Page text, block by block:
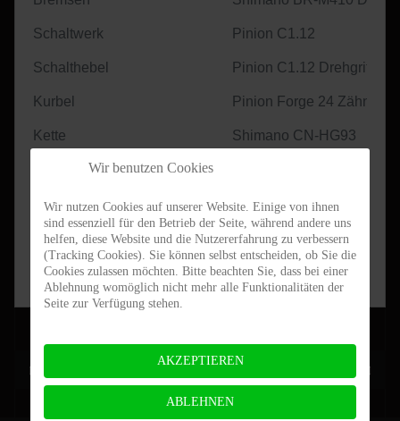
Schaltwerk Pinion C1.12
Schalthebel Pinion C1.12 Drehgriff
Kurbel Pinion Forge 24 Zähne
Kette Shimano CN-HG93
Laufräder DT Swiss 370CL/ DT
Reifen Continental Dubnital
Preis (19% MwSt.) 2.699,-€
Vorheriger Beitrag: Mauna Loa 29-Allround Nächster
Wir benutzen Cookies
Wir nutzen Cookies auf unserer Website. Einige von ihnen
sind essenziell für den Betrieb der Seite, während andere uns
helfen, diese Website und die Nutzererfahrung zu verbessern
(Tracking Cookies). Sie können selbst entscheiden, ob Sie die
Cookies zulassen möchten. Bitte beachten Sie, dass bei einer
Ablehnung womöglich nicht mehr alle Funktionalitäten der
Seite zur Verfügung stehen.
AKZEPTIEREN
ABLEHNEN